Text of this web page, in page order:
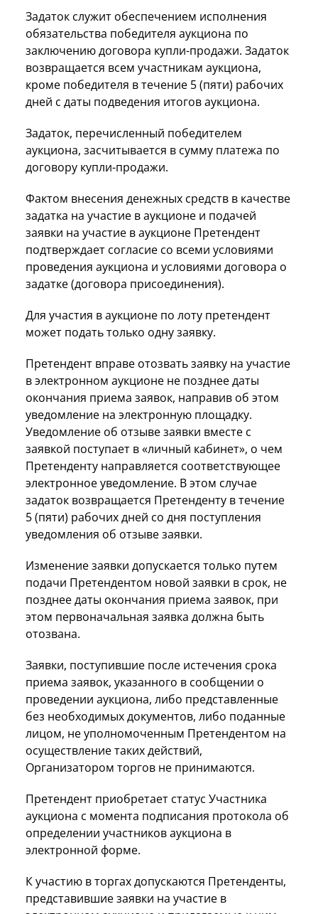
Задаток служит обеспечением исполнения
обязательства победителя аукциона по
заключению договора купли-продажи. Задаток
возвращается всем участникам аукциона,
кроме победителя в течение 5 (пяти) рабочих
дней с даты подведения итогов аукциона.
Задаток, перечисленный победителем
аукциона, засчитывается в сумму платежа по
договору купли-продажи.
Фактом внесения денежных средств в качестве
задатка на участие в аукционе и подачей
заявки на участие в аукционе Претендент
подтверждает согласие со всеми условиями
проведения аукциона и условиями договора о
задатке (договора присоединения).
Для участия в аукционе по лоту претендент
может подать только одну заявку.
Претендент вправе отозвать заявку на участие
в электронном аукционе не позднее даты
окончания приема заявок, направив об этом
уведомление на электронную площадку.
Уведомление об отзыве заявки вместе с
заявкой поступает в «личный кабинет», о чем
Претенденту направляется соответствующее
электронное уведомление. В этом случае
задаток возвращается Претенденту в течение
5 (пяти) рабочих дней со дня поступления
уведомления об отзыве заявки.
Изменение заявки допускается только путем
подачи Претендентом новой заявки в срок, не
позднее даты окончания приема заявок, при
этом первоначальная заявка должна быть
отозвана.
Заявки, поступившие после истечения срока
приема заявок, указанного в сообщении о
проведении аукциона, либо представленные
без необходимых документов, либо поданные
лицом, не уполномоченным Претендентом на
осуществление таких действий,
Организатором торгов не принимаются.
Претендент приобретает статус Участника
аукциона с момента подписания протокола об
определении участников аукциона в
электронной форме.
К участию в торгах допускаются Претенденты,
представившие заявки на участие в